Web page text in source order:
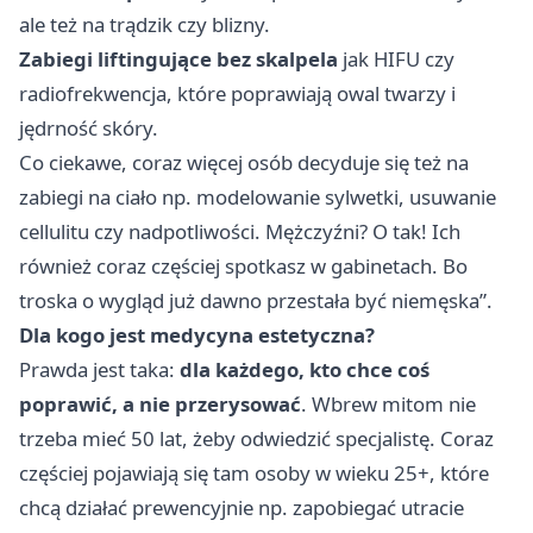
ale też na trądzik czy blizny.
Zabiegi liftingujące bez skalpela jak HIFU czy
radiofrekwencja, które poprawiają owal twarzy i
jędrność skóry.
Co ciekawe, coraz więcej osób decyduje się też na
zabiegi na ciało np. modelowanie sylwetki, usuwanie
cellulitu czy nadpotliwości. Mężczyźni? O tak! Ich
również coraz częściej spotkasz w gabinetach. Bo
troska o wygląd już dawno przestała być niemęska”.
Dla kogo jest medycyna estetyczna?
Prawda jest taka: dla każdego, kto chce coś
poprawić, a nie przerysować. Wbrew mitom nie
trzeba mieć 50 lat, żeby odwiedzić specjalistę. Coraz
częściej pojawiają się tam osoby w wieku 25+, które
chcą działać prewencyjnie np. zapobiegać utracie